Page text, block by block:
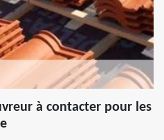
à contacter pour les